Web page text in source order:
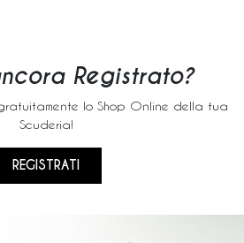
Registrato?
lo Shop Online della tua
Scuderia!
REGISTRATI